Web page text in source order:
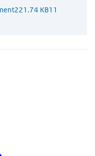
221.74 KB11